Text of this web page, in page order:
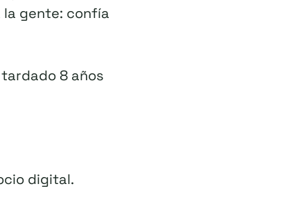
la gente: confía
8 años
digital.